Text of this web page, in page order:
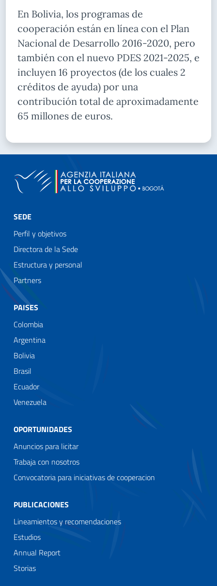
En Bolivia, los programas de
cooperación están en línea con el Plan
Nacional de Desarrollo 2016-2020, pero
también con el nuevo PDES 2021-2025, e
incluyen 16 proyectos (de los cuales 2
créditos de ayuda) por una
contribución total de aproximadamente
65 millones de euros.
SEDE
Perfil y objetivos
Directora de la Sede
Estructura y personal
Partners
PAISES
Colombia
Argentina
Bolivia
Brasil
Ecuador
Venezuela
OPORTUNIDADES
Anuncios para licitar
Trabaja con nosotros
Convocatoria para iniciativas de cooperacion
PUBLICACIONES
Lineamientos y recomendaciones
Estudios
Annual Report
Storias